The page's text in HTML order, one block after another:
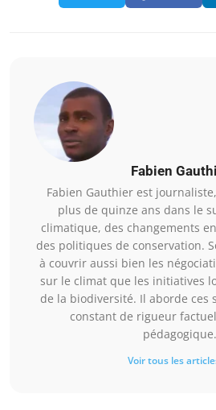
Fabien
Fabien Gauthier est
plus de quinze ans dans le
climatique, des changements
des politiques de conservation.
à couvrir aussi bien les
sur le climat que les initiatives
de la biodiversité. Il aborde ces
constant de rigueur
pédagogique.
Voir tous les